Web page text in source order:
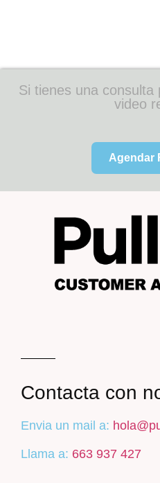
Si tienes una
video
Agendar
Contacta con
Envia un mail a:
Llama a: 663 937 427